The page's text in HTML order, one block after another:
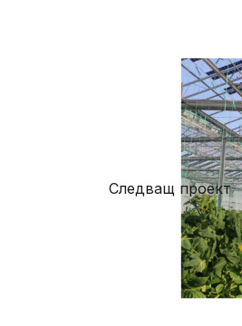
Следващ проект